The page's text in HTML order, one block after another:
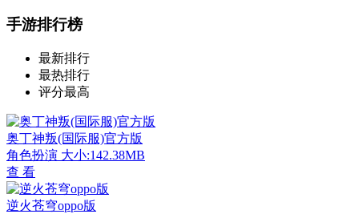
手游排行榜
最新排行
最热排行
评分最高
奥丁神叛(国际服)官方版
角色扮演 大小:142.38MB
查 看
逆火苍穹oppo版